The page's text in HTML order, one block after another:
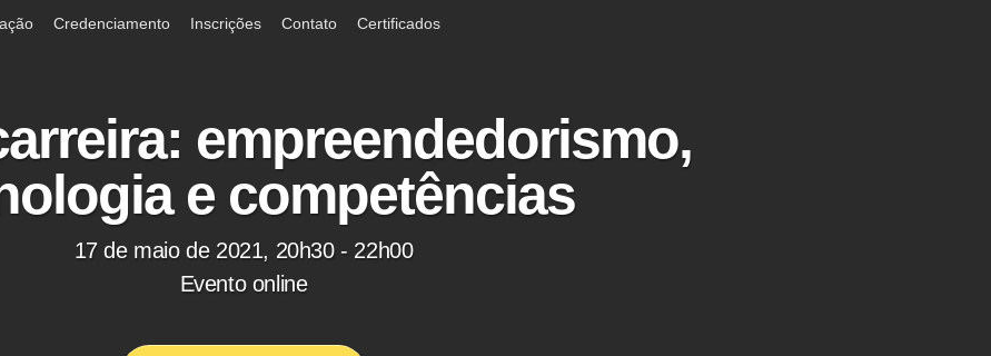
Credenciamento Inscrições Contato Certificados
empreendedorismo,
e competências
17 de maio de 2021, 20h30 - 22h00
Evento online